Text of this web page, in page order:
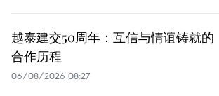
越泰建交50周年：互信与情谊铸就的
合作历程
06/08/2026 08:27